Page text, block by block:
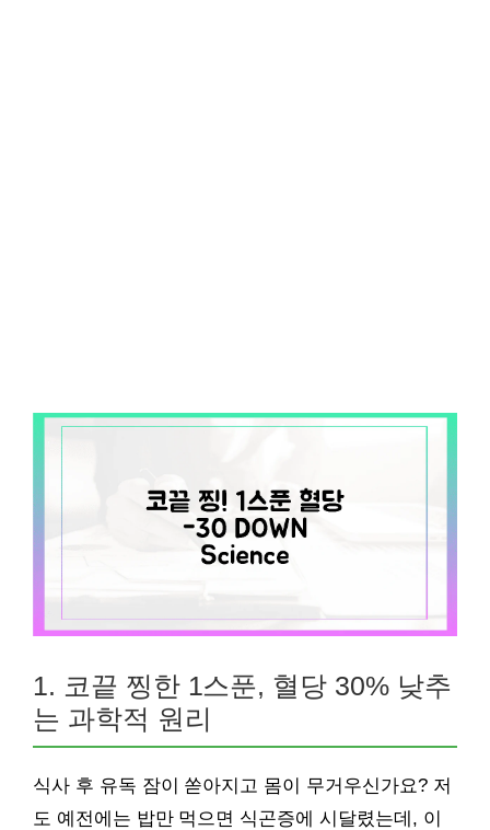
1. 코끝 찡한 1스푼, 혈당 30% 낮추
는 과학적 원리
식사 후 유독 잠이 쏟아지고 몸이 무거우신가요? 저
도 예전에는 밥만 먹으면 식곤증에 시달렸는데, 이